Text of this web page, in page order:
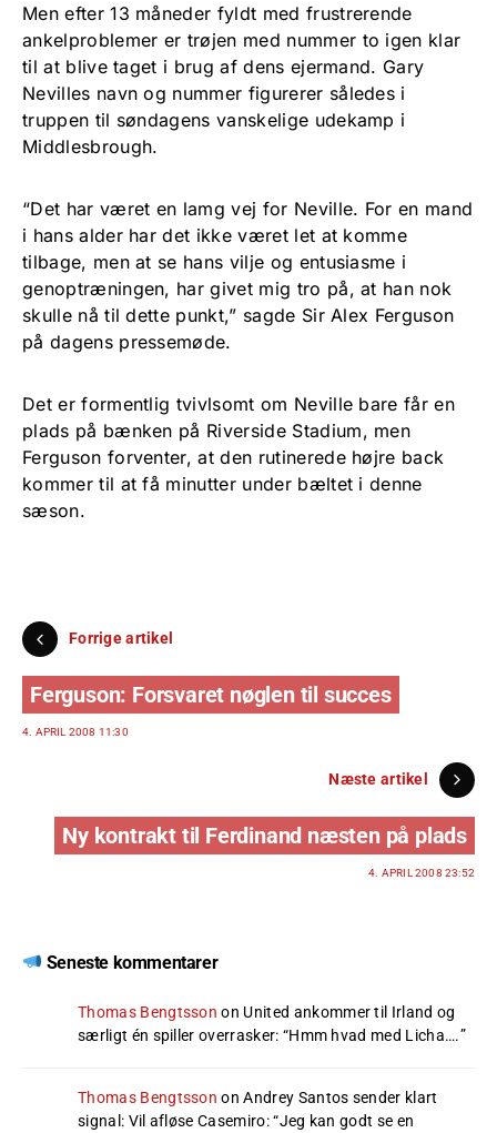
Men efter 13 måneder fyldt med frustrerende
ankelproblemer er trøjen med nummer to igen klar
til at blive taget i brug af dens ejermand. Gary
Nevilles navn og nummer figurerer således i
truppen til søndagens vanskelige udekamp i
Middlesbrough.
“Det har været en lamg vej for Neville. For en mand
i hans alder har det ikke været let at komme
tilbage, men at se hans vilje og entusiasme i
genoptræningen, har givet mig tro på, at han nok
skulle nå til dette punkt,” sagde Sir Alex Ferguson
på dagens pressemøde.
Det er formentlig tvivlsomt om Neville bare får en
plads på bænken på Riverside Stadium, men
Ferguson forventer, at den rutinerede højre back
kommer til at få minutter under bæltet i denne
sæson.
Forrige artikel
Ferguson: Forsvaret nøglen til succes
4. APRIL 2008 11:30
Næste artikel
Ny kontrakt til Ferdinand næsten på plads
4. APRIL 2008 23:52
Seneste kommentarer
Thomas Bengtsson on United ankommer til Irland og
særligt én spiller overrasker: “Hmm hvad med Licha….”
Thomas Bengtsson onAndrey Santos sender klart
signal: Vil afløse Casemiro: “Jeg kan godt se en